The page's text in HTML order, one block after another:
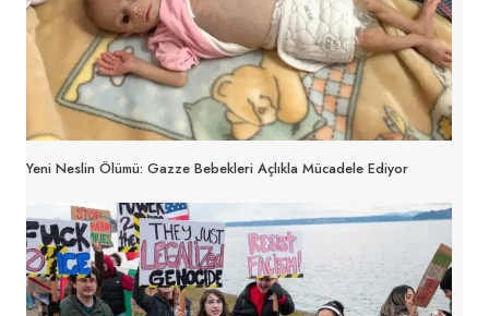
Yeni Neslin Ölümü: Gazze Bebekleri Açlıkla Mücadele Ediyor